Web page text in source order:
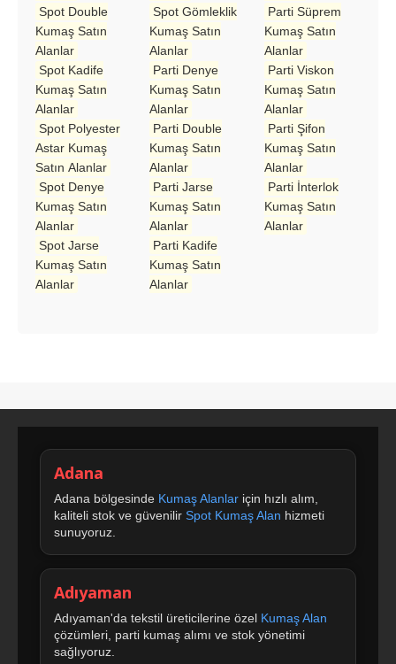
Spot Double
Kumaş Satın
Alanlar
Spot Kadife
Kumaş Satın
Alanlar
Spot Polyester
Astar Kumaş
Satın Alanlar
Spot Denye
Kumaş Satın
Alanlar
Spot Jarse
Kumaş Satın
Alanlar
Spot Gömleklik
Kumaş Satın
Alanlar
Parti Denye
Kumaş Satın
Alanlar
Parti Double
Kumaş Satın
Alanlar
Parti Jarse
Kumaş Satın
Alanlar
Parti Kadife
Kumaş Satın
Alanlar
Parti Süprem
Kumaş Satın
Alanlar
Parti Viskon
Kumaş Satın
Alanlar
Parti Şifon
Kumaş Satın
Alanlar
Parti İnterlok
Kumaş Satın
Alanlar
Adana
Adana bölgesinde Kumaş Alanlar için hızlı alım,
kaliteli stok ve güvenilir Spot Kumaş Alan hizmeti
sunuyoruz.
Adıyaman
Adıyaman'da tekstil üreticilerine özel Kumaş Alan
çözümleri, parti kumaş alımı ve stok yönetimi
sağlıyoruz.